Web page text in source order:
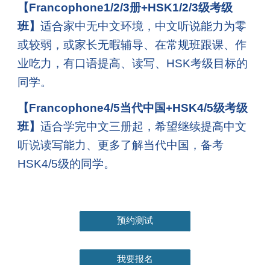
【Francophone1/2/3册+HSK1/2/3级考级
班】适合家中无中文环境，中文听说能力为零
或较弱，或家长无暇辅导、在常规班跟课、作
业吃力，有口语提高、读写、HSK考级目标的
同学。
【Francophone4/5当代中国+HSK4/5级考级
班】适合学完中文三册起，希望继续提高中文
听说读写能力、更多了解当代中国，备考
HSK4/5级的同学。
预约测试
我要报名